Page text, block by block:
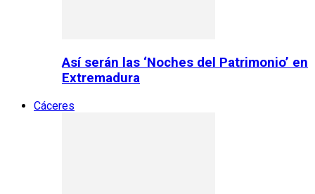
Así serán las ‘Noches del Patrimonio’ en
Extremadura
Cáceres